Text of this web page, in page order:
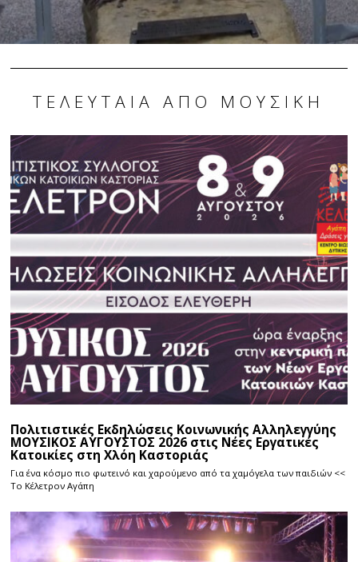
ΤΕΛΕΥΤΑΊΑ ΑΠΌ ΜΟΥΣΙΚΉ
Πολιτιστικές Εκδηλώσεις Κοινωνικής Αλληλεγγύης
ΜΟΥΣΙΚΟΣ ΑΥΓΟΥΣΤΟΣ 2026 στις Νέες Εργατικές
Κατοικίες στη Χλόη Καστοριάς
Για ένα κόσμο πιο φωτεινό και χαρούμενο από τα χαμόγελα των παιδιών <<
Το Κέλετρον Αγάπη